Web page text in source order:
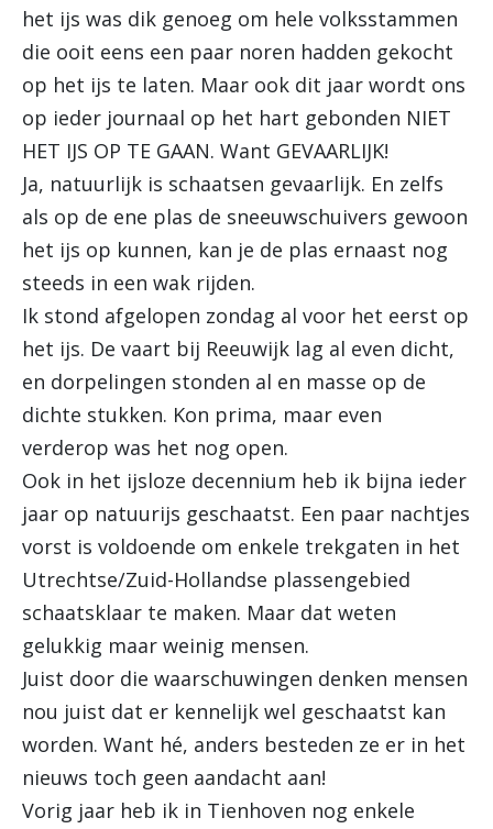
het ijs was dik genoeg om hele volksstammen
die ooit eens een paar noren hadden gekocht
op het ijs te laten. Maar ook dit jaar wordt ons
op ieder journaal op het hart gebonden NIET
HET IJS OP TE GAAN. Want GEVAARLIJK!
Ja, natuurlijk is schaatsen gevaarlijk. En zelfs
als op de ene plas de sneeuwschuivers gewoon
het ijs op kunnen, kan je de plas ernaast nog
steeds in een wak rijden.
Ik stond afgelopen zondag al voor het eerst op
het ijs. De vaart bij Reeuwijk lag al even dicht,
en dorpelingen stonden al en masse op de
dichte stukken. Kon prima, maar even
verderop was het nog open.
Ook in het ijsloze decennium heb ik bijna ieder
jaar op natuurijs geschaatst. Een paar nachtjes
vorst is voldoende om enkele trekgaten in het
Utrechtse/Zuid-Hollandse plassengebied
schaatsklaar te maken. Maar dat weten
gelukkig maar weinig mensen.
Juist door die waarschuwingen denken mensen
nou juist dat er kennelijk wel geschaatst kan
worden. Want hé, anders besteden ze er in het
nieuws toch geen aandacht aan!
Vorig jaar heb ik in Tienhoven nog enkele